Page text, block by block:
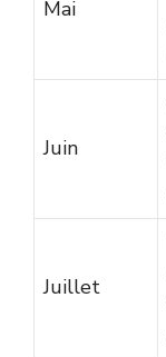
Mai
Juin
Juillet